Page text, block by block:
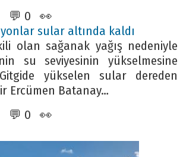
💬 0 👀
sular altında kaldı
olan sağanak yağış nedeniyle
su seviyesinin yükselmesine
yükselen sular dereden
Ercümen Batanay…
💬 0 👀